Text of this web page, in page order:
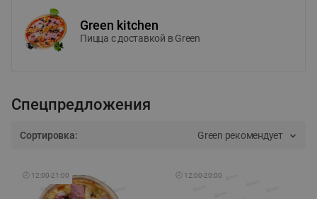
Green kitchen
Пицца c доставкой в Green
Спецпредложения
Сортировка: Green рекомендует
🕘 12:00-21:00 🕘 12:00-20:00